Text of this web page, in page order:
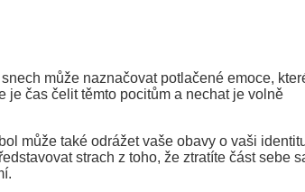
může naznačovat potlačené emoce,
je čas čelit těmto pocitům a nechat je volně
může také odrážet vaše obavy o vaši
strach z toho, že ztratíte část sebe